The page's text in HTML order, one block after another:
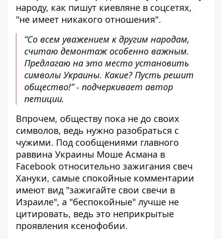
народу, как пишут киевляне в соцсетях,
"не имеет никакого отношения".
“Со всем уважением к другим народам,
считаю демонтаж особенно важным.
Предлагаю на это место установить
символы Украины. Какие? Пусть решит
общество!” - подчеркивает автор
петиции.
Впрочем, обществу пока не до своих
символов, ведь нужно разобраться с
чужими. Под сообщениями главного
раввина Украины Моше Асмана в
Facebook относительно зажигания свеч
Хануки, самые спокойные комментарии
имеют вид "зажигайте свои свечи в
Израиле", а "беспокойные" лучше не
цитировать, ведь это неприкрытые
проявления ксенофобии.